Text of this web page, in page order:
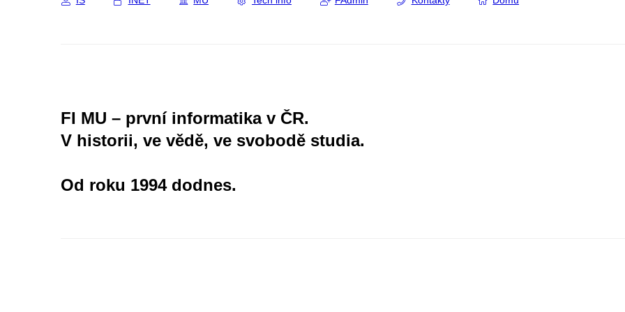
FI MU – první informatika v ČR.
V historii, ve vědě, ve svobodě studia.
Od roku 1994 dodnes.